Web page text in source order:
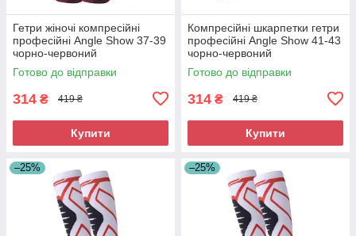
Гетри жіночі компресійні
професійні Angle Show 37-39
чорно-червоний
Готово до відправки
314 ₴ 419 ₴
Купити
Компресійні шкарпетки гетри
професійні Angle Show 41-43
чорно-червоний
Готово до відправки
314 ₴ 419 ₴
Купити
–25% –25%